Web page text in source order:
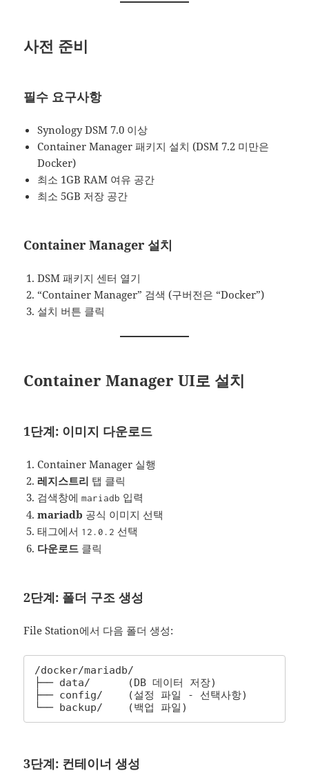
사전 준비
필수 요구사항
Synology DSM 7.0 이상
Container Manager 패키지 설치 (DSM 7.2 미만은
Docker)
최소 1GB RAM 여유 공간
최소 5GB 저장 공간
Container Manager 설치
DSM 패키지 센터 열기
“Container Manager” 검색 (구버전은 “Docker”)
설치 버튼 클릭
Container Manager UI로 설치
1단계: 이미지 다운로드
Container Manager 실행
레지스트리 탭 클릭
검색창에mariadb 입력
mariadb 공식 이미지 선택
태그에서 12.0.2 선택
다운로드 클릭
2단계: 폴더 구조 생성
File Station에서 다음 폴더 생성:
/docker/mariadb/
├── data/      (DB 데이터 저장)
├── config/    (설정 파일 - 선택사항)
└── backup/    (백업 파일)
3단계: 컨테이너 생성